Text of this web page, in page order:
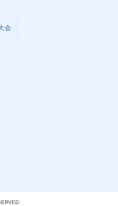
会